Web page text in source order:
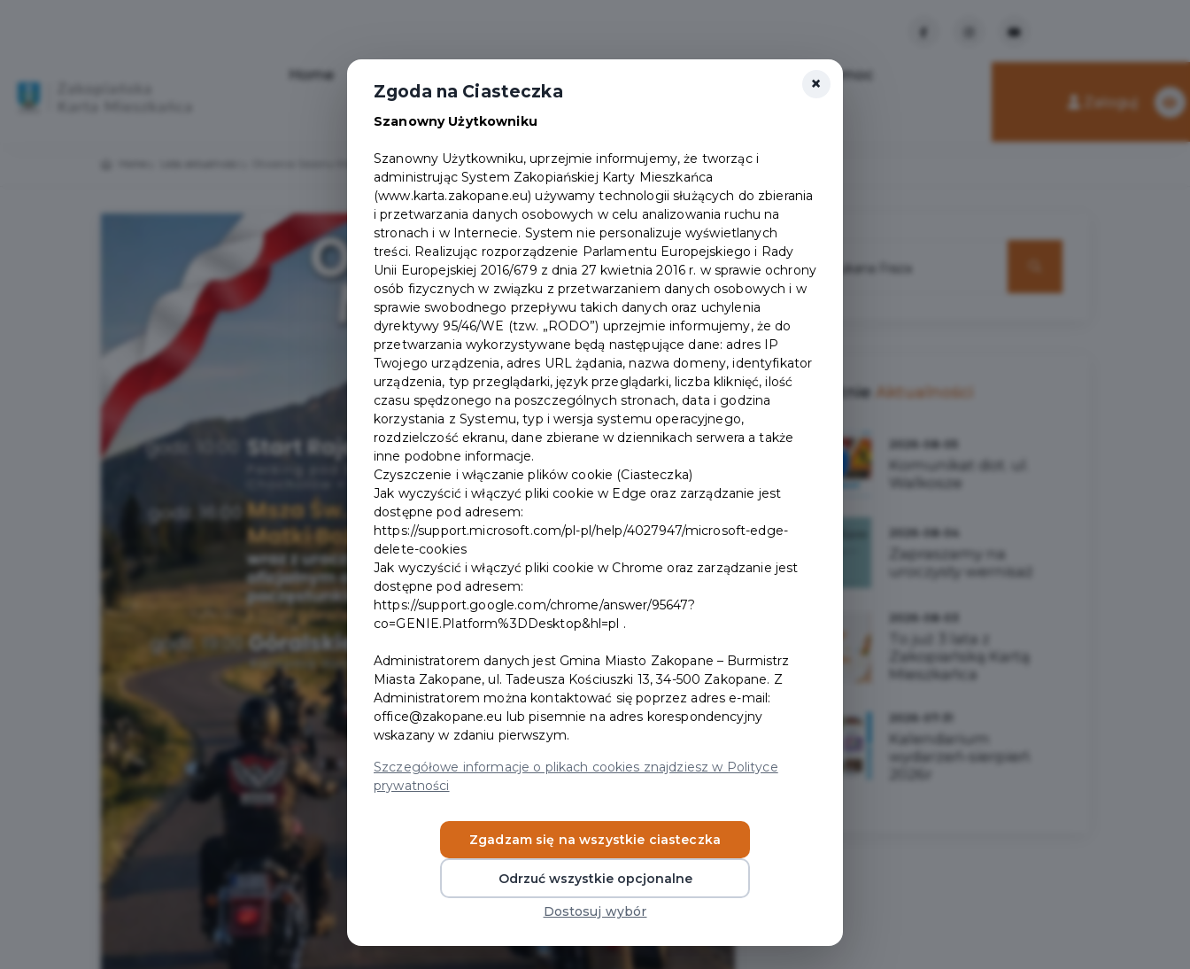
Home Pomoc
Punkty obsługi
Zaloguj
Otwarcia Sezonu Motocyklowego w Zakopanem.
Ostatnie Aktualności
2026-08-05
Komunikat dot. ul.
Walkosze
2026-08-04
Zapraszamy na
uroczysty wernisaż
To już 3 lata z
Zakopiańską Kartą
Mieszkańca
Kalendarium
wydarzeń-sierpień
×
Zgoda na Ciasteczka
Szanowny Użytkowniku
Szanowny Użytkowniku, uprzejmie informujemy, że tworząc i
administrując System Zakopiańskiej Karty Mieszkańca
(www.karta.zakopane.eu) używamy technologii służących do zbierania
i przetwarzania danych osobowych w celu analizowania ruchu na
stronach i w Internecie. System nie personalizuje wyświetlanych
treści. Realizując rozporządzenie Parlamentu Europejskiego i Rady
Unii Europejskiej 2016/679 z dnia 27 kwietnia 2016 r. w sprawie ochrony
osób fizycznych w związku z przetwarzaniem danych osobowych i w
sprawie swobodnego przepływu takich danych oraz uchylenia
dyrektywy 95/46/WE (tzw. „RODO”) uprzejmie informujemy, że do
przetwarzania wykorzystywane będą następujące dane: adres IP
Twojego urządzenia, adres URL żądania, nazwa domeny, identyfikator
urządzenia, typ przeglądarki, język przeglądarki, liczba kliknięć, ilość
czasu spędzonego na poszczególnych stronach, data i godzina
korzystania z Systemu, typ i wersja systemu operacyjnego,
rozdzielczość ekranu, dane zbierane w dziennikach serwera a także
inne podobne informacje.
Czyszczenie i włączanie plików cookie (Ciasteczka)
Jak wyczyścić i włączyć pliki cookie w Edge oraz zarządzanie jest
dostępne pod adresem:
https://support.microsoft.com/pl-pl/help/4027947/microsoft-edge-
delete-cookies
Jak wyczyścić i włączyć pliki cookie w Chrome oraz zarządzanie jest
dostępne pod adresem:
https://support.google.com/chrome/answer/95647?
co=GENIE.Platform%3DDesktop&hl=pl .
Administratorem danych jest Gmina Miasto Zakopane – Burmistrz
Miasta Zakopane, ul. Tadeusza Kościuszki 13, 34-500 Zakopane. Z
Administratorem można kontaktować się poprzez adres e-mail:
office@zakopane.eu lub pisemnie na adres korespondencyjny
wskazany w zdaniu pierwszym.
Szczegółowe informacje o plikach cookies znajdziesz w Polityce
prywatności
Zgadzam się na wszystkie ciasteczka
Odrzuć wszystkie opcjonalne
Dostosuj wybór